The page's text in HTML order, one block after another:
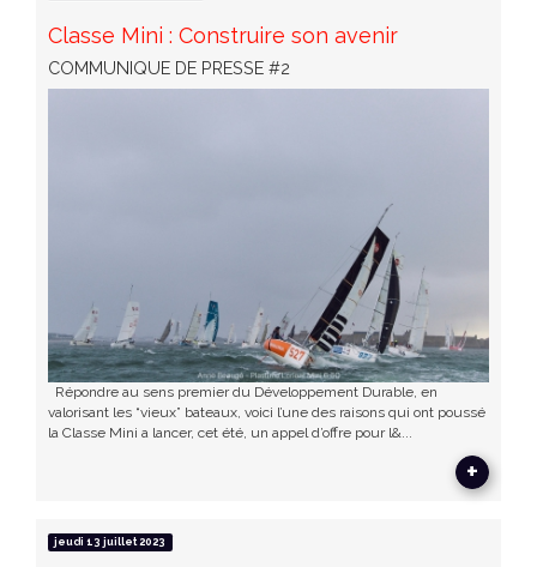
Classe Mini : Construire son avenir
COMMUNIQUE DE PRESSE #2
Répondre au sens premier du Développement Durable, en
valorisant les “vieux” bateaux, voici l’une des raisons qui ont poussé
la Classe Mini a lancer, cet été, un appel d’offre pour l&...
+
jeudi 13 juillet 2023